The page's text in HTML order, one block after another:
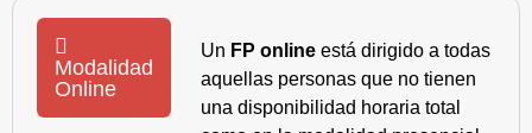
Modalidad
Online
Un FP online está dirigido a todas
aquellas personas que no tienen
una disponibilidad horaria total